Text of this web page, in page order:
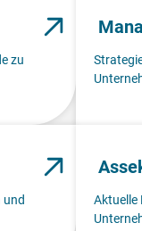
zu
und
Aktuelle